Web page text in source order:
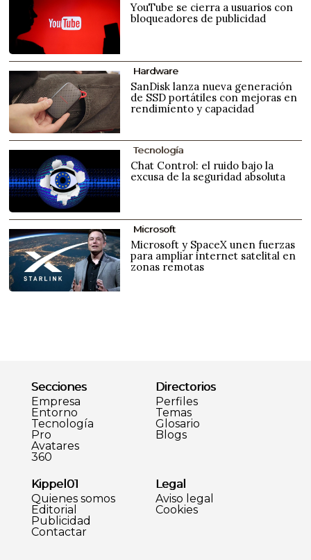
YouTube se cierra a usuarios con
bloqueadores de publicidad
Hardware
SanDisk lanza nueva generación
de SSD portátiles con mejoras en
rendimiento y capacidad
Tecnología
Chat Control: el ruido bajo la
excusa de la seguridad absoluta
Microsoft
Microsoft y SpaceX unen fuerzas
para ampliar internet satelital en
zonas remotas
Secciones
Empresa
Entorno
Tecnología
Pro
Avatares
360
Directorios
Perfiles
Temas
Glosario
Blogs
Kippel01
Quienes somos
Editorial
Publicidad
Contactar
Legal
Aviso legal
Cookies